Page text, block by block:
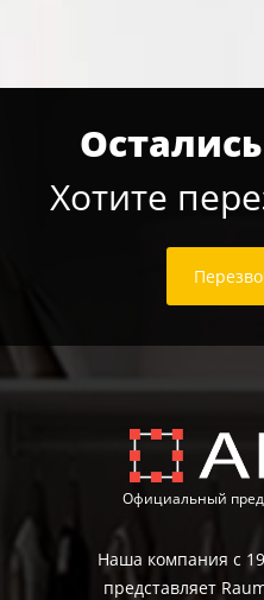
Хотите
Официальный
Наша компания с
представляет